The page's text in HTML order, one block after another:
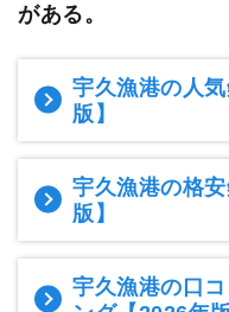
がある。
宇久漁港の人
版】
宇久漁港の格
版】
宇久漁港の口